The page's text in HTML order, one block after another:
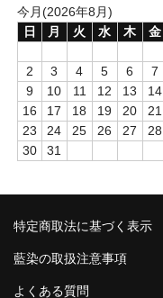
今月(2026年8月)
日
月 火 水 木 金
2
3 4 5 6 7
9
10 11 12 13 14
16
17 18 19 20 21
23
24 25 26 27 28
30
31
特定商取法に基づく表示
藍染の取扱注意事項
よくある質問